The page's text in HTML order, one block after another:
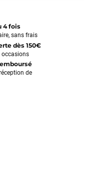
4 fois
sans frais
dès 150€
occasions
de